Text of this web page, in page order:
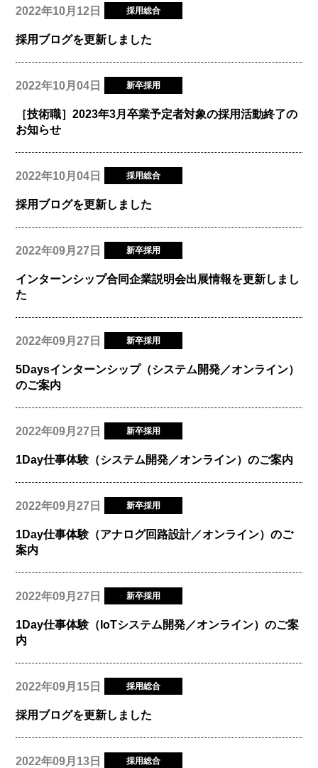
2022年10月12日 採用総合
採用ブログを更新しました
2022年10月04日 新卒採用
［技術職］2023年3月卒業予定者対象の採用活動終了の
お知らせ
2022年10月04日 採用総合
採用ブログを更新しました
2022年09月27日 新卒採用
インターンシップ合同企業説明会出展情報を更新しまし
た
2022年09月27日 新卒採用
5Daysインターンシップ（システム開発／オンライン）
のご案内
2022年09月27日 新卒採用
1Day仕事体験（システム開発／オンライン）のご案内
2022年09月27日 新卒採用
1Day仕事体験（アナログ回路設計／オンライン）のご
案内
2022年09月27日 新卒採用
1Day仕事体験（IoTシステム開発／オンライン）のご案
内
2022年09月15日 採用総合
採用ブログを更新しました
2022年09月13日 採用総合